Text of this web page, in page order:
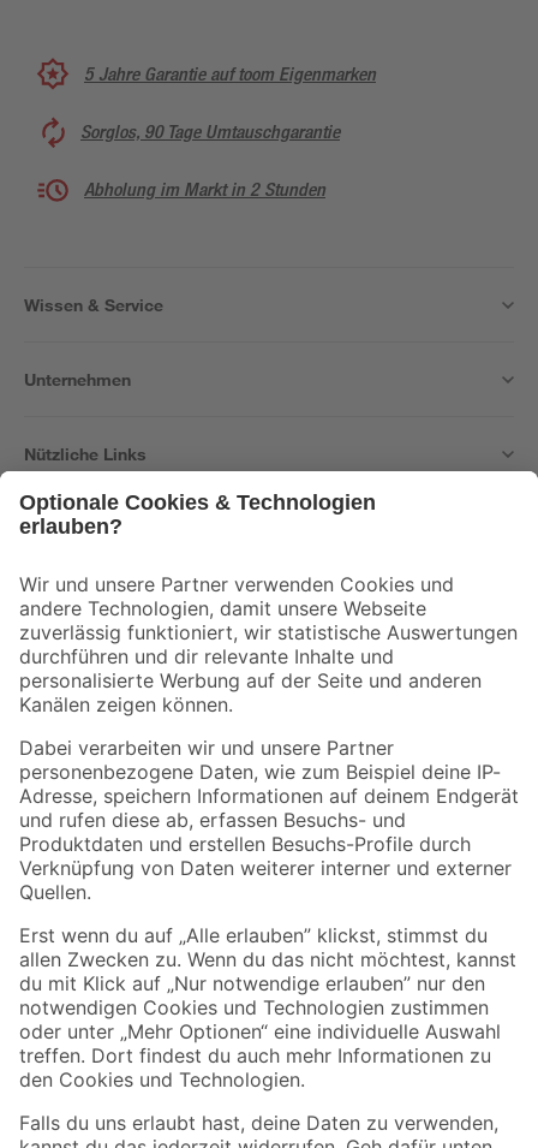
5 Jahre Garantie auf toom Eigenmarken
Sorglos, 90 Tage Umtauschgarantie
Abholung im Markt in 2 Stunden
Wissen & Service
Unternehmen
Nützliche Links
Der toom Newsletter: Keine Angebote und Aktionen mehr verpassen!
Zur Newsletter Anmeldung
Folge uns
Zahlungsarten Versandarten
Sicher einkaufen
Jetzt die toom-App herunterladen